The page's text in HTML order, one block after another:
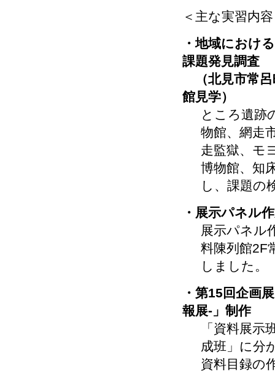
＜主な実習内
・地域におけ
課題発見調査
（北見市常呂
館見学）
ところ遺跡
物館、網走
走監獄、モ
博物館、知
し、課題の
・展示パネル
展示パネル
料陳列館2F
しました。
・第15回企画
報展-」制作
「資料展
成班」に分
資料目録の